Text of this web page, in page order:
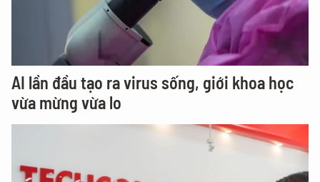
AI lần đầu tạo ra virus sống, giới khoa học
vừa mừng vừa lo